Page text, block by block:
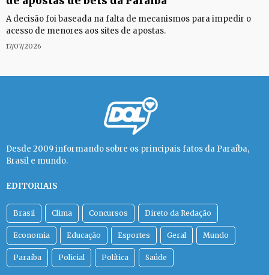
A decisão foi baseada na falta de mecanismos para impedir o
acesso de menores aos sites de apostas.
17/07/2026
Desde 2009 informando sobre os principais fatos da Paraíba,
Brasil e mundo.
EDITORIAIS
Brasil Clima Concursos Direto da Redação
Economia Educação Esportes Geral Mundo
Paraíba Policial Política Saúde